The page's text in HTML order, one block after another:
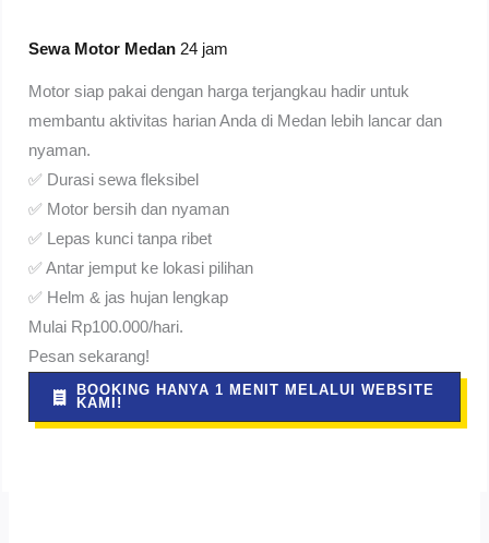
Sewa Motor Medan 24 jam
Motor siap pakai dengan harga terjangkau hadir untuk
membantu aktivitas harian Anda di Medan lebih lancar dan
nyaman.
✅ Durasi sewa fleksibel
✅ Motor bersih dan nyaman
✅ Lepas kunci tanpa ribet
✅ Antar jemput ke lokasi pilihan
✅ Helm & jas hujan lengkap
Mulai Rp100.000/hari.
Pesan sekarang!
BOOKING HANYA 1 MENIT MELALUI WEBSITE
KAMI!